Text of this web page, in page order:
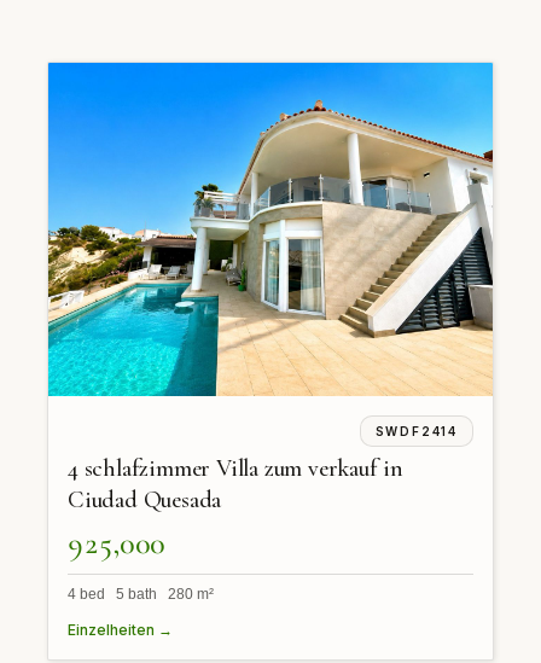
SWDF2414
4 schlafzimmer Villa zum verkauf in
Ciudad Quesada
925,000
4 bed 5 bath 280 m²
Einzelheiten →